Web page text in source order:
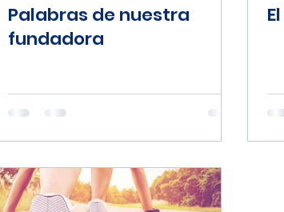
Palabras de nuestra
fundadora